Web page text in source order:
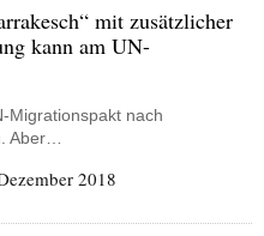
mit zusätzlicher
kann am UN-
Migrationspakt nach
Aber…
2018